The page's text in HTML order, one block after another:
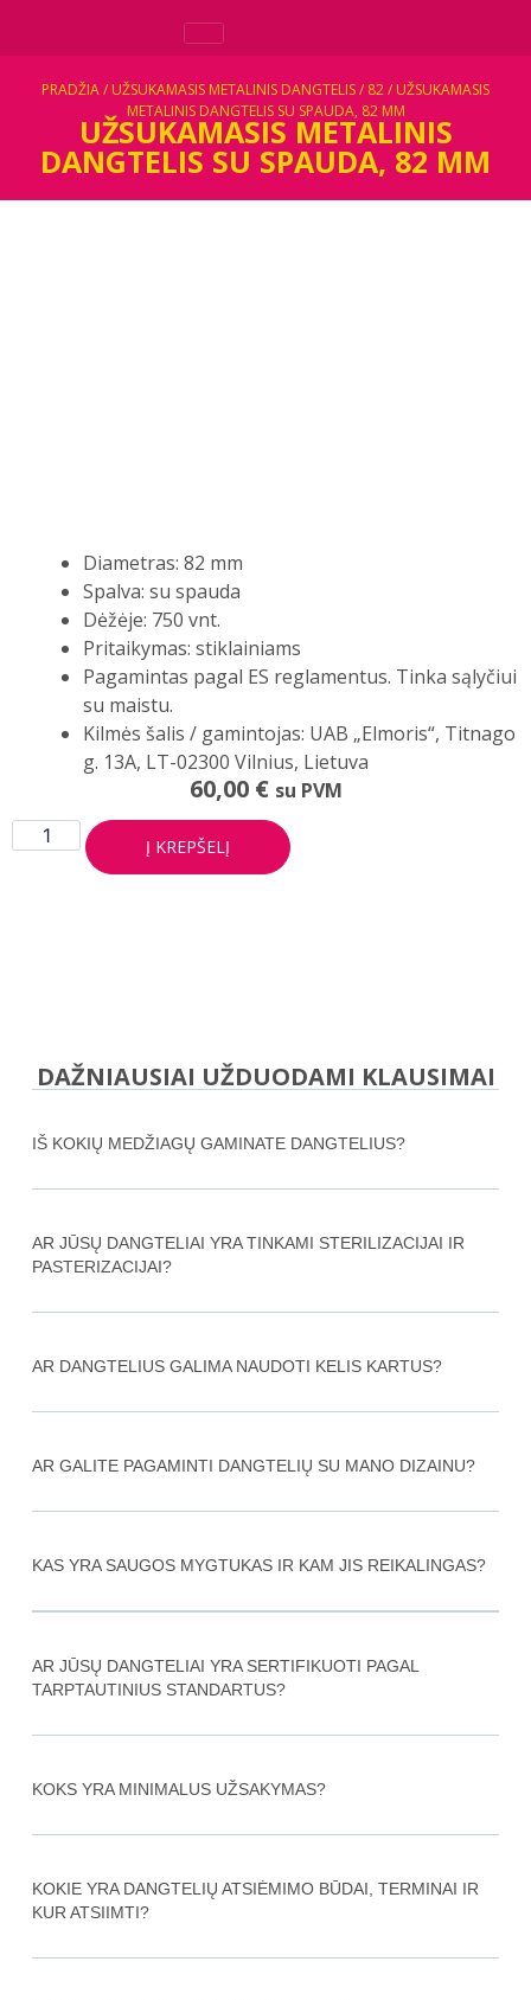
PRADŽIA/ UŽSUKAMASIS METALINIS DANGTELIS/ 82/ UŽSUKAMASIS
METALINIS DANGTELIS SU SPAUDA, 82 MM
UŽSUKAMASIS METALINIS
DANGTELIS SU SPAUDA, 82 MM
Diametras: 82 mm
Spalva: su spauda
Dėžėje: 750 vnt.
Pritaikymas: stiklainiams
Pagamintas pagal ES reglamentus. Tinka sąlyčiui
su maistu.
Kilmės šalis / gamintojas: UAB „Elmoris“, Titnago
g. 13A, LT-02300 Vilnius, Lietuva
60,00 € su PVM
Į KREPŠELĮ
DAŽNIAUSIAI UŽDUODAMI KLAUSIMAI
IŠ KOKIŲ MEDŽIAGŲ GAMINATE DANGTELIUS?
AR JŪSŲ DANGTELIAI YRA TINKAMI STERILIZACIJAI IR
PASTERIZACIJAI?
AR DANGTELIUS GALIMA NAUDOTI KELIS KARTUS?
AR GALITE PAGAMINTI DANGTELIŲ SU MANO DIZAINU?
KAS YRA SAUGOS MYGTUKAS IR KAM JIS REIKALINGAS?​
AR JŪSŲ DANGTELIAI YRA SERTIFIKUOTI PAGAL
TARPTAUTINIUS STANDARTUS?
KOKS YRA MINIMALUS UŽSAKYMAS?
KOKIE YRA DANGTELIŲ ATSIĖMIMO BŪDAI, TERMINAI IR
KUR ATSIIMTI?